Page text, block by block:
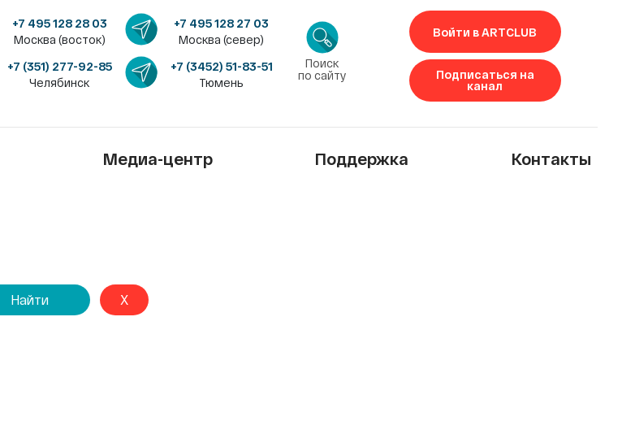
+7 495 128 28 03
Москва (восток)
+7 495 128 27 03
Москва (север)
+7 (351) 277-92-85
Челябинск
+7 (3452) 51-83-51
Тюмень
Поиск
по сайту
Войти в ARTCLUB
Подписаться на
канал
Медиа-центр Поддержка Контакты
Найти X